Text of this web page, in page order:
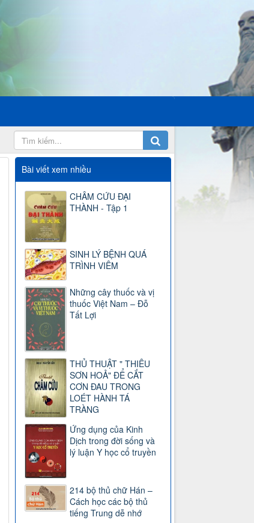
Bài viết xem nhiều
CHÂM CỨU ĐẠI
THÀNH - Tập 1
SINH LÝ BỆNH QUÁ
TRÌNH VIÊM
Những cây thuốc và vị
thuốc Việt Nam – Đỗ
Tất Lợi
THỦ THUẬT " THIÊU
SƠN HOẢ" ĐỂ CẮT
CƠN ĐAU TRONG
LOÉT HÀNH TÁ
TRÀNG
Ứng dụng của Kinh
Dịch trong đời sống và
lý luận Y học cổ truyền
214 bộ thủ chữ Hán –
Cách học các bộ thủ
tiếng Trung dễ nhớ